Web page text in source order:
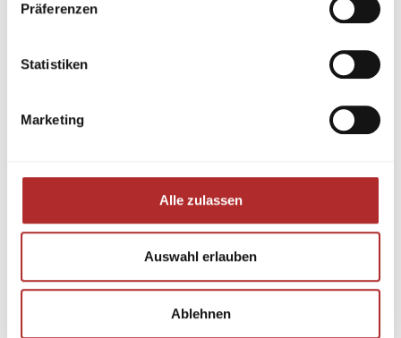
Präferenzen
Statistiken
Marketing
Alle zulassen
Auswahl erlauben
Ablehnen